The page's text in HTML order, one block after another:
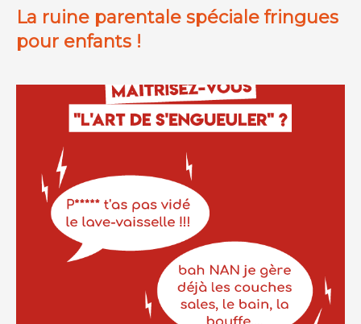
La ruine parentale spéciale fringues
pour enfants !